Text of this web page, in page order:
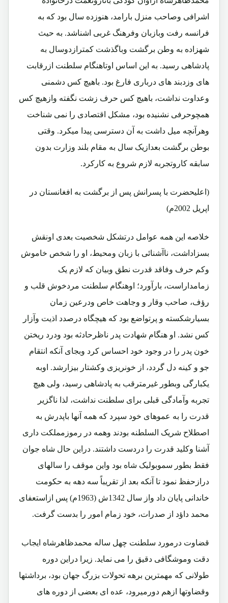
اشرافی وصاحب منزل بارامد، هنوزده سال بود که به
فرانسه رفت وبازبان وفرهنگ غربی اشناشد. به حیث
شهزاده به وطن برگشت وباگذشت کمترازدوسال به
پادشاهی رسید. به این اساس اوتاهنگام سلطنت ازرقابت
های وزدبند های درباری فارغ بود. باهیچ کس دشمنی
وعداوت نداشت، باهیچ کس حرف زشت نگفته وازهیچ کس
همچوحرفی نشنیده بود، مشکل اقتصادی را نمی شناخت
وهرآنچه میل داشت به آن دسترسی پیدا میکرد. وقتی
بوطن برگشت بعدازیک سال به مقام بلند وزارت بدون
سابقه کاروتجربه لازم شروع به کارکرد.
(اعلیحضرت با پسرانش پس از برگشت به افغانستان در
اپریل 2002م)
خلاصه این همه عوامل درتشکل شخصیت بعدی اونقش
بسزاداشت، ناآشنائی با زبان ومحیط، او را شخص خاموش
وکم حرف وفاقد قدرت نطق وبیان که لازم یک
زمامداراست، بارآورد؛ اوهنگام سلطنت مردخوش قلب و
رؤف، صاحب وقار و وجاهت خاص ودرعین زمان
بسیارشکسته و پرتواضع بود که هیچگاه درصدد اذیت وآزار
کس نشد. او هنگام شهادت پدر ناظرحادثه بود ودرد ریختن
خون پدر را در وجود خود احساس کرد وبجای آنکه انتقام
جو و کینه دل گردد، از خونریزی وکشتار بیزارشد. اوبه
یکبارگی وبطور غیرمترقب به پادشاهی رسید، ولی هیچ
تجربه وآمادگی قبلی برای سلطنت نداشت، لذا ناگزیر
قدرت را به عموهای خود سپرد که همه آنها باپدرش به
اصطلاح شریک السلطنه بودند وهمه در رموزمملکت داری
آشنا وکلید قدرت را دردست داشتند. دراین حال شاه جوان
فقط بطور سموبولیک شاه بود واین موقف را سالهای
درازحفظ نمود تا آنکه بعد از تقریباً سه دهه به حکومت
خاندانی پایان داد واز سال 1342ش (1963م) پس ازاستعفای
محمد داؤد از صدرات، خود زمام امور را بدست گرفت.
قضاوت درمورد سلطنت چهل ساله محمدظاهرشاه ایجاب
دقت وموشگافی دقیق را می نماید. زیرا دراین دوره
طولانی که مهمترین برهه تحولات بزرگ جهان بود، برداشتها
وقضاوتها ازهم دورمیرود، عده ای بعضی از دوره های